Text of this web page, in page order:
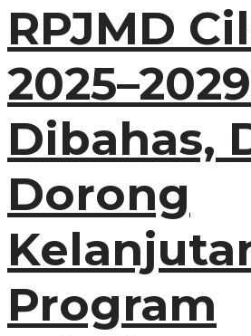
RPJMD
2025–2029
Dibahas,
Dorong
Program